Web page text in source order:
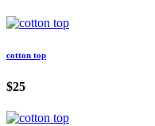
cotton top
$25